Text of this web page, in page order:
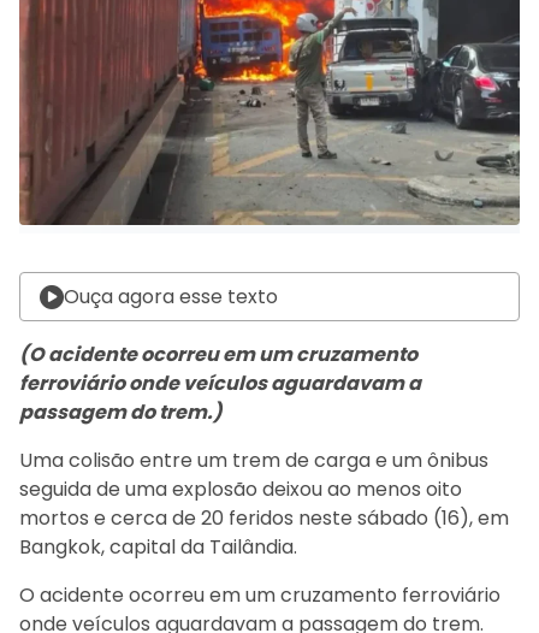
Ouça agora esse texto
(O acidente ocorreu em um cruzamento
ferroviário onde veículos aguardavam a
passagem do trem.)
Uma colisão entre um trem de carga e um ônibus
seguida de uma explosão deixou ao menos oito
mortos e cerca de 20 feridos neste sábado (16), em
Bangkok, capital da Tailândia.
O acidente ocorreu em um cruzamento ferroviário
onde veículos aguardavam a passagem do trem.